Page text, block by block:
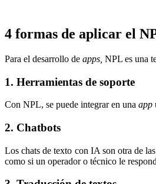
4 formas de aplicar el
Para el desarrollo de apps, NPL es una
1. Herramientas de soporte
Con NPL, se puede integrar en una app
2. Chatbots
Los chats de texto con IA son otra de
como si un operador o técnico le